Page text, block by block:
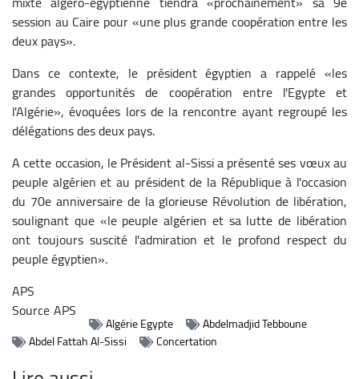
session au Caire pour «une plus grande coopération entre les
deux pays».
Dans ce contexte, le président égyptien a rappelé «les
grandes opportunités de coopération entre l'Egypte et
l'Algérie», évoquées lors de la rencontre ayant regroupé les
délégations des deux pays.
A cette occasion, le Président al-Sissi a présenté ses vœux au
peuple algérien et au président de la République à l'occasion
du 70e anniversaire de la glorieuse Révolution de libération,
soulignant que «le peuple algérien et sa lutte de libération
ont toujours suscité l'admiration et le profond respect du
peuple égyptien».
APS
SourceAPS
Algérie Egypte
Abdelmadjid Tebboune
Abdel Fattah Al-Sissi
Concertation